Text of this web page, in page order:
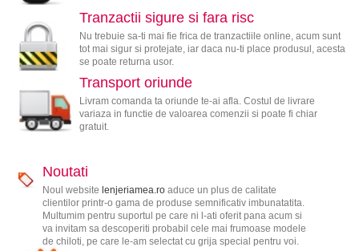
Tranzactii sigure si fara risc
Nu trebuie sa-ti mai fie frica de tranzactiile online, acum sunt
tot mai sigur si protejate, iar daca nu-ti place produsul, acesta
se poate returna usor.
Transport oriunde
Livram comanda ta oriunde te-ai afla. Costul de livrare
variaza in functie de valoarea comenzii si poate fi chiar
gratuit.
Noutati
Noul website lenjeriamea.roaduce un plus de calitate
clientilor printr-o gama de produse semnificativ imbunatatita.
Multumim pentru suportul pe care ni l-ati oferit pana acum si
va invitam sa descoperiti probabil cele mai frumoase modele
de chiloti, pe care le-am selectat cu grija special pentru voi.